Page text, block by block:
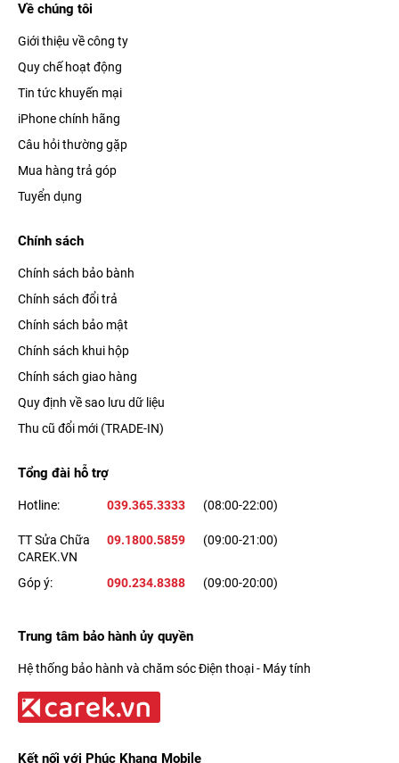
Về chúng tôi
Giới thiệu về công ty
Quy chế hoạt động
Tin tức khuyến mại
iPhone chính hãng
Câu hỏi thường gặp
Mua hàng trả góp
Tuyển dụng
Chính sách
Chính sách bảo bành
Chính sách đổi trả
Chính sách bảo mật
Chính sách khui hộp
Chính sách giao hàng
Quy định về sao lưu dữ liệu
Thu cũ đổi mới (TRADE-IN)
Tổng đài hỗ trợ
Hotline: 039.365.3333 (08:00-22:00)
TT Sửa Chữa
CAREK.VN
09.1800.5859 (09:00-21:00)
Góp ý: 090.234.8388 (09:00-20:00)
Trung tâm bảo hành ủy quyền
Hệ thống bảo hành và chăm sóc Điện thoại - Máy tính
Kết nối với Phúc Khang Mobile